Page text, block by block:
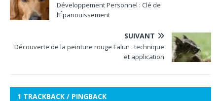
Développement Personnel : Clé de
l’Épanouissement
SUIVANT
Découverte de la peinture rouge Falun : technique
et application
1 TRACKBACK / PINGBACK